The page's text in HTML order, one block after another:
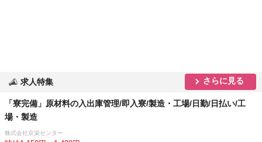
求人特集 さらに見る
「寮完備」原材料の入出庫管理/即入寮/製造・工場/日勤/日払い/工
場・製造
株式会社京栄センター